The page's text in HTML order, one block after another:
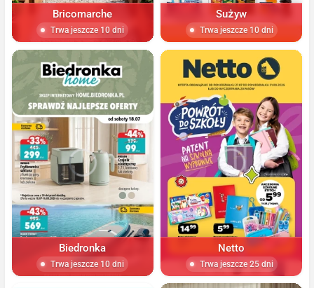
Bricomarche
Trwa jeszcze 10 dni
Sużyw
Trwa jeszcze 10 dni
Biedronka
Trwa jeszcze 10 dni
Netto
Trwa jeszcze 25 dni